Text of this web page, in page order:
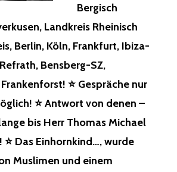
S
⭐
⭐
Bergisch
Landkreis Rheinisch
Berlin, Köln, Frankfurt, Ibiza-
Bensberg-SZ,
⭐ Gespräche nur
⭐ Antwort von denen –
bis Herr Thomas Michael
⭐ Das Einhornkind…, wurde
Muslimen und einem